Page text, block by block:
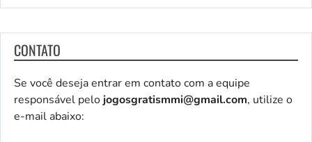
CONTATO
Se você deseja entrar em contato com a equipe
responsável pelojogosgratismmi@gmail.com, utilize o
e-mail abaixo: